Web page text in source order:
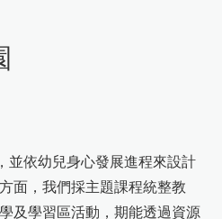
並依幼兒身心發展進程來設計
面，我們採主題課程統整教
及學習區活動，期能透過資源